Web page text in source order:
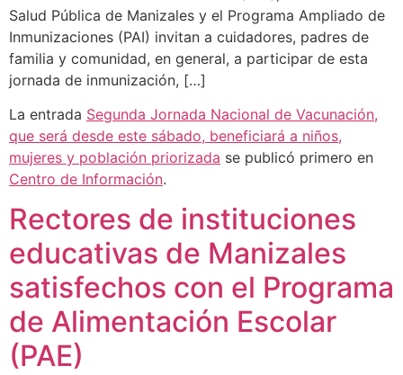
Salud Pública de Manizales y el Programa Ampliado de
Inmunizaciones (PAI) invitan a cuidadores, padres de
familia y comunidad, en general, a participar de esta
jornada de inmunización, […]
La entrada Segunda Jornada Nacional de Vacunación,
que será desde este sábado, beneficiará a niños,
mujeres y población priorizada se publicó primero en
Centro de Información.
Rectores de instituciones
educativas de Manizales
satisfechos con el Programa
de Alimentación Escolar
(PAE)